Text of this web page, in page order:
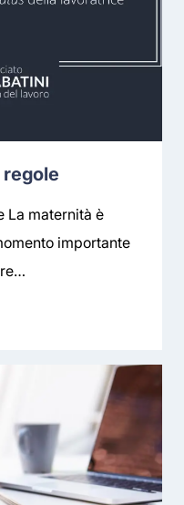
regole
La maternità è
importante